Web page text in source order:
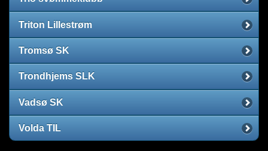
Triton Lillestrøm
Tromsø SK
Trondhjems SLK
Vadsø SK
Volda TIL